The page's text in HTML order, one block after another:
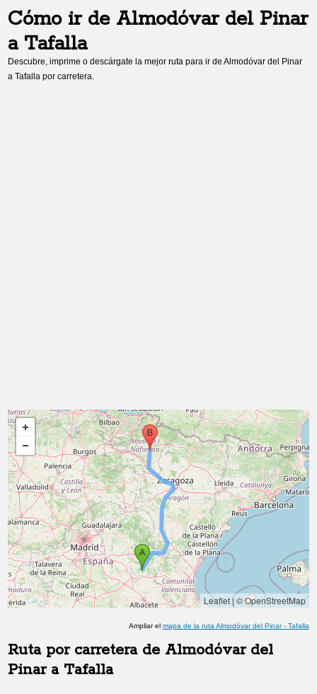
Cómo ir de Almodóvar del Pinar
a Tafalla
Descubre, imprime o descárgate la mejor ruta para ir deAlmodóvar del Pinar
aTafalla por carretera.
Leaflet|© OpenStreetMap
Ampliar el mapa de la ruta Almodóvar del Pinar- Tafalla
Ruta por carretera de Almodóvar del
Pinara Tafalla